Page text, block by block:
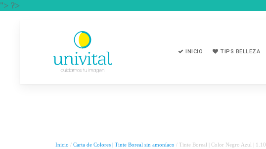
"> ?>
INICIO TIPS BELLEZA
Inicio / Carta de Colores | Tinte Boreal sin amoníaco / Tinte Boreal | Color Negro Azul | 1.10